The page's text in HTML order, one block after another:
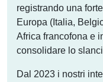
registrando una
Europa (Italia,
Africa francofona e
consolidare lo
Dal 2023 i nostri